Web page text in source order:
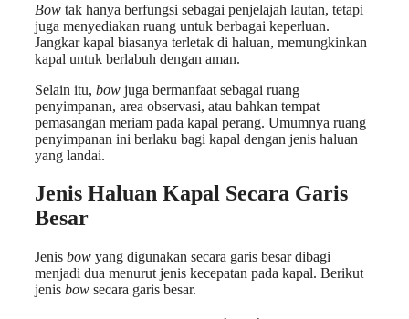
Bow tak hanya berfungsi sebagai penjelajah lautan, tetapi
juga menyediakan ruang untuk berbagai keperluan.
Jangkar kapal biasanya terletak di haluan, memungkinkan
kapal untuk berlabuh dengan aman.
Selain itu, bow juga bermanfaat sebagai ruang
penyimpanan, area observasi, atau bahkan tempat
pemasangan meriam pada kapal perang. Umumnya ruang
penyimpanan ini berlaku bagi kapal dengan jenis haluan
yang landai.
Jenis Haluan Kapal Secara Garis
Besar
Jenis bow yang digunakan secara garis besar dibagi
menjadi dua menurut jenis kecepatan pada kapal. Berikut
jenis bow secara garis besar.